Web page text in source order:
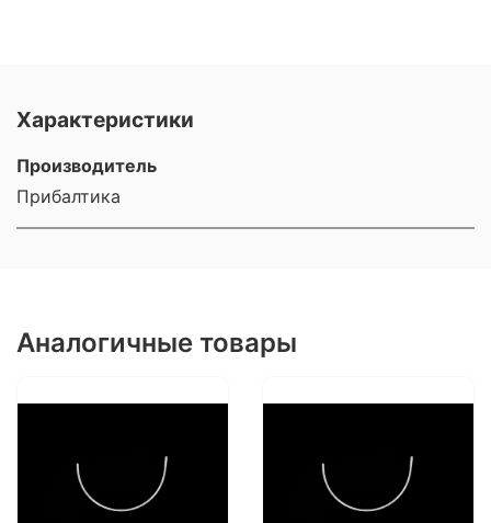
Характеристики
Производитель
Прибалтика
Аналогичные товары